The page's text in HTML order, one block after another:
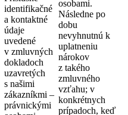
identifikačné
a kontaktné
údaje
uvedené
v zmluvných
dokladoch
uzavretých
s našimi
zákazníkmi –
právnickými
osobami.
Následne po
dobu
nevyhnutnú k
uplatneniu
nárokov
z takého
zmluvného
vzťahu; v
konkrétnych
prípadoch, keď